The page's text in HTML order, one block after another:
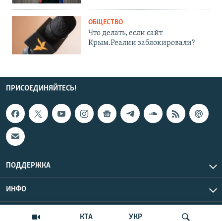
КТА УКР
ОБЩЕСТВО
Что делать, если сайт
Крым.Реалии заблокировали?
ПРИСОЕДИНЯЙТЕСЬ!
ПОДДЕРЖКА
ИНФО
Copyright Крым.Реалии, 2026 | Все права защищены.
UTC+3